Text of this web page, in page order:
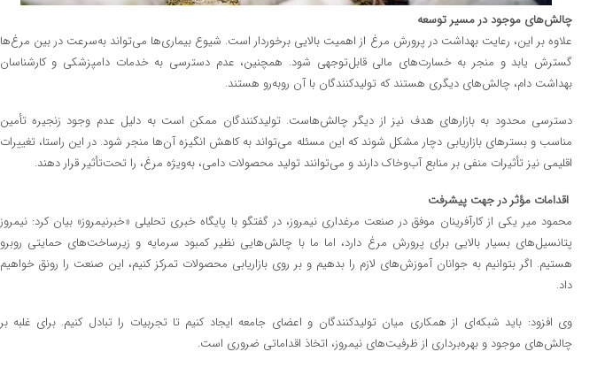
چالش‌های موجود در مسیر توسعه
علاوه بر این، رعایت بهداشت در پرورش مرغ از اهمیت بالایی برخوردار است. شیوع بیماری‌ها می‌تواند به‌سرعت در بین مرغ‌ها
گسترش یابد و منجر به خسارت‌های مالی قابل‌توجهی شود. همچنین، عدم دسترسی به خدمات دامپزشکی و کارشناسان
بهداشت دام، چالش‌های دیگری هستند که تولیدکنندگان با آن روبه‌رو هستند.
دسترسی محدود به بازارهای هدف نیز از دیگر چالش‌هاست. تولیدکنندگان ممکن است به دلیل عدم وجود زنجیره تأمین
مناسب و بسترهای بازاریابی دچار مشکل شوند که این مسئله می‌تواند به کاهش انگیزه آن‌ها منجر شود. در این راستا، تغییرات
اقلیمی نیز تأثیرات منفی بر منابع آب‌وخاک دارند و می‌توانند تولید محصولات دامی، به‌ویژه مرغ، را تحت‌تأثیر قرار دهند.
اقدامات مؤثر در جهت پیشرفت
محمود میر یکی از کارآفرینان موفق در صنعت مرغداری نیمروز، در گفتگو با پایگاه خبری تحلیلی «خبرنیمروز» بیان کرد: نیمروز
پتانسیل‌های بسیار بالایی برای پرورش مرغ دارد، اما ما با چالش‌هایی نظیر کمبود سرمایه و زیرساخت‌های حمایتی روبرو
هستیم. اگر بتوانیم به جوانان آموزش‌های لازم را بدهیم و بر روی بازاریابی محصولات تمرکز کنیم، این صنعت را رونق خواهیم
داد.
وی افزود: باید شبکه‌ای از همکاری میان تولیدکنندگان و اعضای جامعه ایجاد کنیم تا تجربیات را تبادل کنیم. برای غلبه بر
چالش‌های موجود و بهره‌برداری از ظرفیت‌های نیمروز، اتخاذ اقداماتی ضروری است.